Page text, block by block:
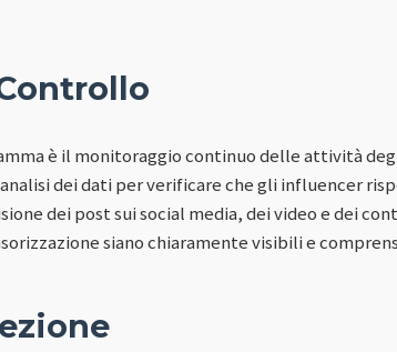
è il monitoraggio continuo delle attività
dei dati per verificare che gli influencer
dei post sui social media, dei video e dei
siano chiaramente visibili e